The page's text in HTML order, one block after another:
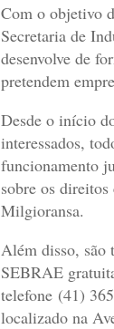
Com o objetivo
Secretaria de
desenvolve de
pretendem
Desde o início
interessados,
funcionamento
sobre os
Milgioransa.
Além disso, são
SEBRAE
telefone (41)
localizado na